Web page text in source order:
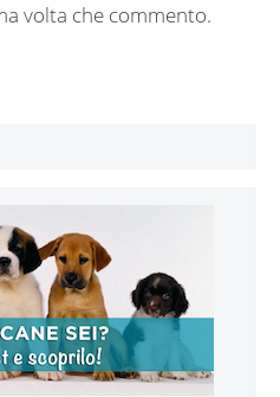
volta che commento.